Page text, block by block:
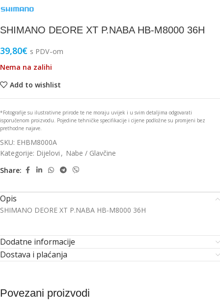
SHIMANO DEORE XT P.NABA HB-M8000 36H
39,80€ s PDV-om
Nema na zalihi
Add to wishlist
*Fotografije su ilustrativne prirode te ne moraju uvijek i u svim detaljima odgovarati
isporučenom proizvodu. Pojedine tehničke specifikacije i cijene podložne su promjeni bez
prethodne najave.
SKU: EHBM8000A
Kategorije: Dijelovi , Nabe / Glavčine
Share:
Opis
SHIMANO DEORE XT P.NABA HB-M8000 36H
Dodatne informacije
Dostava i plaćanja
Povezani proizvodi